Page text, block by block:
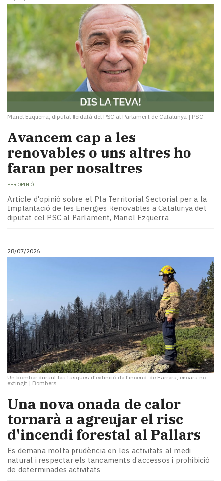
Manel Ezquerra, diputat lleidatà del PSC al Parlament de Catalunya | PSC
Avancem cap a les
renovables o uns altres ho
faran per nosaltres
PER OPINIÓ
Article d'opinió sobre el Pla Territorial Sectorial per a la
Implantació de les Energies Renovables a Catalunya del
diputat del PSC al Parlament, Manel Ezquerra
28/07/2026
Un bomber durant les tasques d'extinció de l'incendi de Farrera, encara no
extingit | Bombers
​Una nova onada de calor
tornarà a agreujar el risc
d'incendi forestal al Pallars
Es demana molta prudència en les activitats al medi
natural i respectar els tancaments d’accessos i prohibició
de determinades activitats